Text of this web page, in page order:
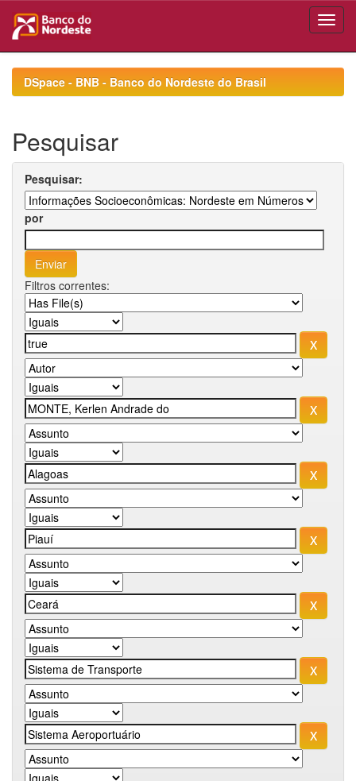
navigationDSpace - BNB - Banco do Nordeste do Brasil
Pesquisar
Pesquisar:
por
Filtros correntes: